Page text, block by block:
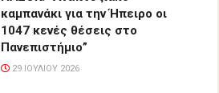
καμπανάκι για την Ήπειρο οι
1047 κενές θέσεις στο
Πανεπιστήμιο”
29 ΙΟΥΛΊΟΥ 2026